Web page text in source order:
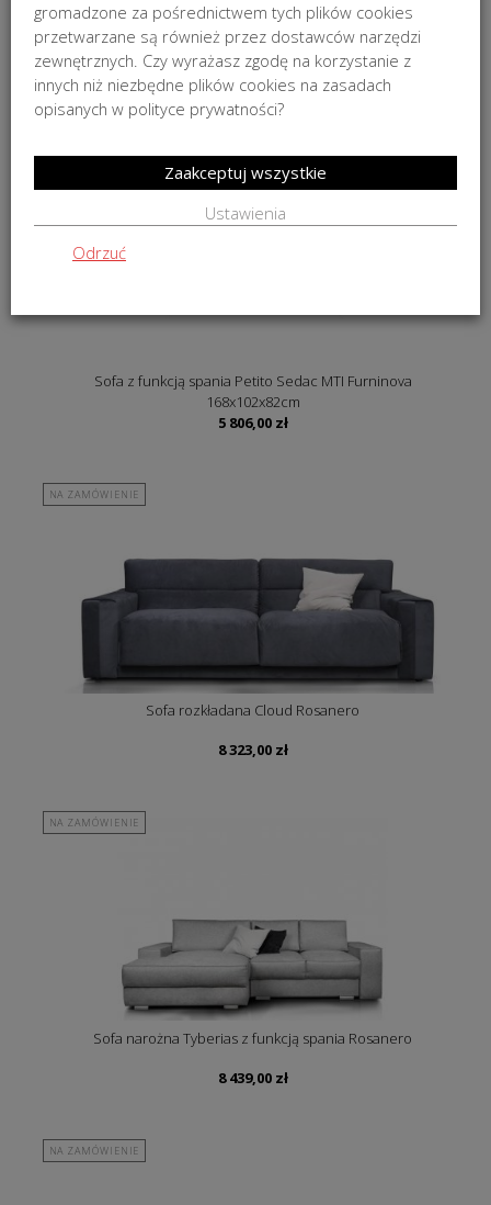
Sofa dwuosobowa rozkładana Alex Rosanero 205x100x90cm
7 887,00zł
Sofa z funkcją spania Petito Sedac MTI Furninova
168x102x82cm
5 806,00 zł
NA ZAMÓWIENIE
Sofa rozkładana Cloud Rosanero
8 323,00 zł
NA ZAMÓWIENIE
Sofa narożna Tyberias z funkcją spania Rosanero
8 439,00 zł
NA ZAMÓWIENIE
gromadzone za pośrednictwem tych plików cookies
przetwarzane są również przez dostawców narzędzi
zewnętrznych. Czy wyrażasz zgodę na korzystanie z
innych niż niezbędne plików cookies na zasadach
opisanych w polityce prywatności?
Ustawienia
Odrzuć
Zaakceptuj wszystkie